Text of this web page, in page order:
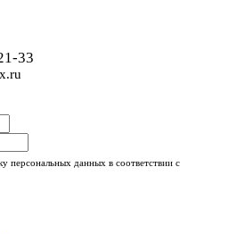
33
персональных данных в соответствии с